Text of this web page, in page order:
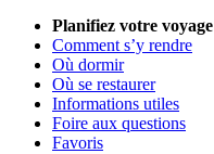
Planifiez votre voyage
Comment s’y rendre
Où dormir
Où se restaurer
Informations utiles
Foire aux questions
Favoris